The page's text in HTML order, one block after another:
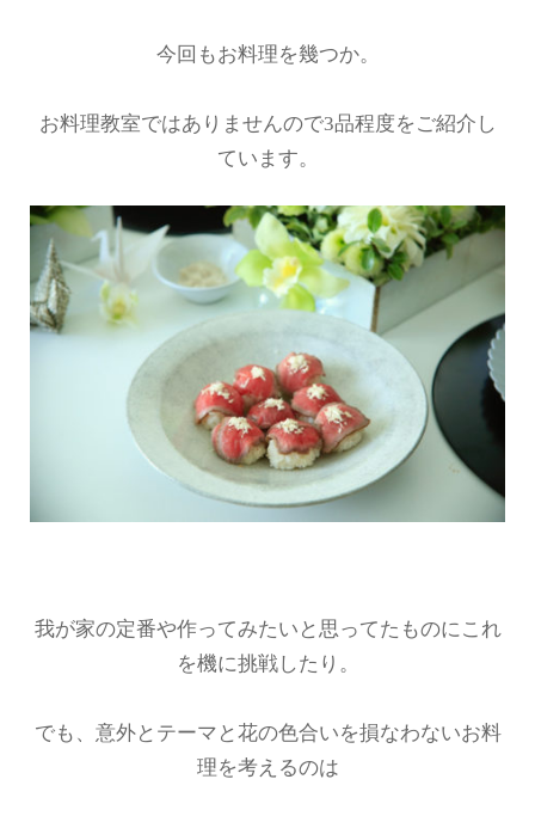
今回もお料理を幾つか。
お料理教室ではありませんので3品程度をご紹介し
ています。
我が家の定番や作ってみたいと思ってたものにこれ
を機に挑戦したり。
でも、意外とテーマと花の色合いを損なわないお料
理を考えるのは